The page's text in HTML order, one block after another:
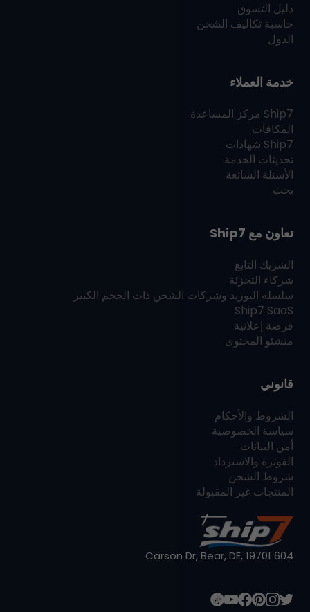
دليل التسوق
حاسبة تكاليف الشحن
الدول
خدمة العملاء
Ship7 مركز المساعدة
المكافآت
Ship7 شهادات
تحديثات الخدمة
الأسئلة الشائعة
بحث
تعاون مع Ship7
الشريك التابع
شركاء التجزئة
سلسلة التوريد وشركات الشحن ذات الحجم الكبير
Ship7 SaaS
فرصة إعلانية
منشئو المحتوى
قانوني
الشروط والأحكام
سياسة الخصوصية
أمن البيانات
الفوترة والاسترداد
شروط الشحن
المنتجات غير المقبولة
604 Carson Dr, Bear, DE, 19701